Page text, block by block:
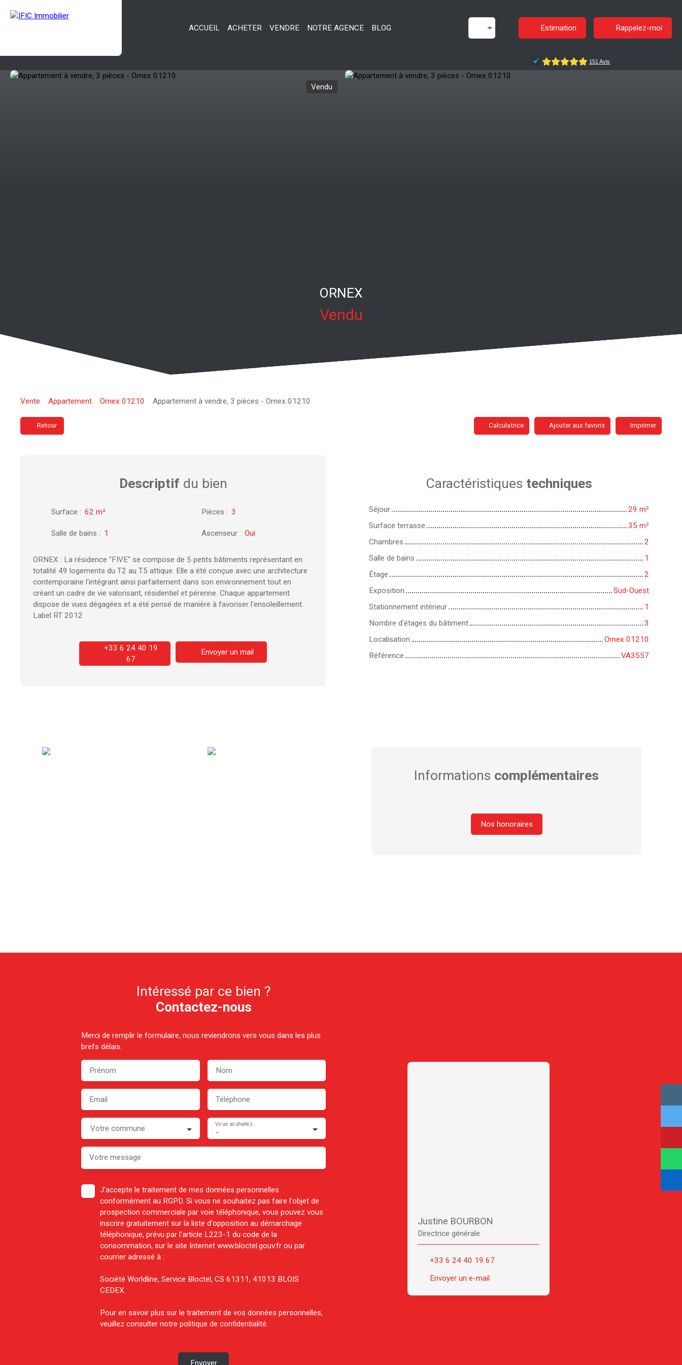
ACCUEIL ACHETER VENDRE NOTRE AGENCE BLOG Estimation Rappelez-moi
Vendu
ORNEX
Vendu
Vente Appartement Ornex 01210 Appartement à vendre, 3 pièces - Ornex 01210
Retour Calculatrice Ajouter aux favoris Imprimer
Descriptif du bien
Surface : 62 m² Pièces : 3
Salle de bains : 1 Ascenseur : Oui
ORNEX : La résidence "FIVE" se compose de 5 petits bâtiments représentant en
totalité 49 logements du T2 au T5 attique. Elle a été conçue avec une architecture
contemporaine l'intégrant ainsi parfaitement dans son environnement tout en
créant un cadre de vie valorisant, résidentiel et pérenne. Chaque appartement
dispose de vues dégagées et a été pensé de manière à favoriser l'ensoleillement.
Label RT 2012
+33 6 24 40 19
67
Envoyer un mail
Caractéristiques techniques
Séjour 29 m²
Surface terrasse
35 m²
Chambres
2
Salle de bains
1
Étage
2
Exposition
Sud-Ouest
Stationnement intérieur
1
Nombre d'étages du bâtiment
3
Localisation
Ornex 01210
Référence
VA3557
Informations complémentaires
Nos honoraires
Intéressé par ce bien ?
Contactez-nous
Merci de remplir le formulaire, nous reviendrons vers vous dans les plus
brefs délais.
Prénom Nom
Email Téléphone
Votre commune -
Vous souhaitez
Votre message
J'accepte le traitement de mes données personnelles
conformément au RGPD. Si vous ne souhaitez pas faire l'objet de
prospection commerciale par voie téléphonique, vous pouvez vous
inscrire gratuitement sur la liste d'opposition au démarchage
téléphonique, prévu par l'article L223-1 du code de la
consommation, sur le site Internet www.bloctel.gouv.fr ou par
courrier adressé à :
Société Worldline, Service Bloctel, CS 61311, 41013 BLOIS
CEDEX.
Pour en savoir plus sur le traitement de vos données personnelles,
veuillez consulter notre politique de confidentialité.
Envoyer
Justine BOURBON
Directrice générale
+33 6 24 40 19 67
Envoyer un e-mail